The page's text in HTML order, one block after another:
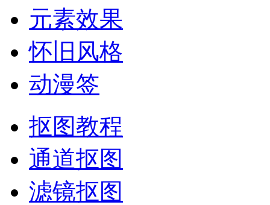
元素效果
怀旧风格
动漫签
抠图教程
通道抠图
滤镜抠图